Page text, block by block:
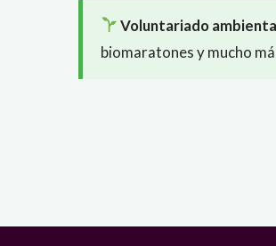
Voluntariado
biomaratones y mucho